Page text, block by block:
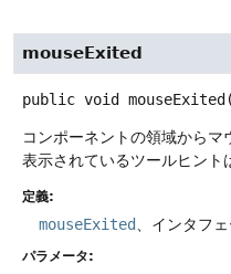
mouseExited
public void mouseExited (
コンポーネントの領域からマ
表示されているツールヒント
定義:
mouseExited、インタフェ
パラメータ: